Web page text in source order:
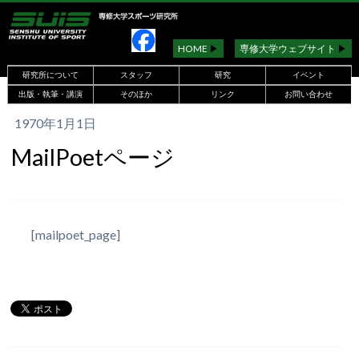
HOME ▶︎ 専修大学ウェブサイト ▶︎
研究所について スタッフ 研究
イベント
出版・執筆・講演
そのほか リンク お問い合わせ
1970年1月1日
MailPoetページ
[mailpoet_page]